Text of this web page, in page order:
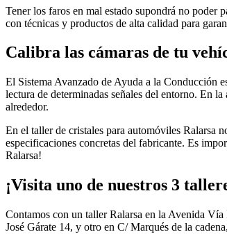
Tener los faros en mal estado supondrá no poder
con técnicas y productos de alta calidad para
Calibra las cámaras de tu
El Sistema Avanzado de Ayuda a la Conducción
lectura de determinadas señales del entorno. En
alrededor.
En el taller de cristales para automóviles Ralarsa
especificaciones concretas del fabricante. Es
Ralarsa!
¡Visita uno de nuestros 3
Contamos con un taller Ralarsa en la Avenida
José Gárate 14, y otro en C/ Marqués de la